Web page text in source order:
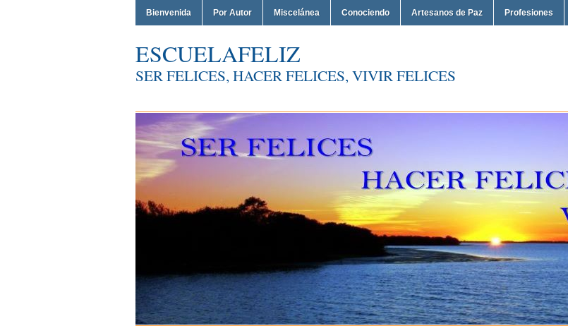
Bienvenida Por Autor Miscelánea Conociendo Artesanos de Paz Profesiones
ESCUELAFELIZ
SER FELICES, HACER FELICES, VIVIR FELICES